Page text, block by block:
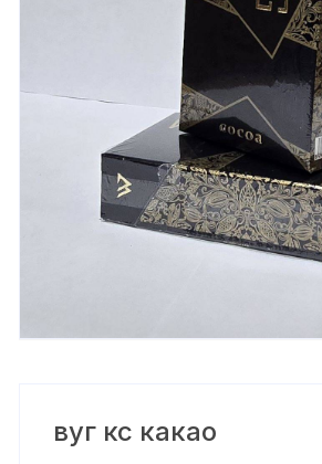
вуг кс какао